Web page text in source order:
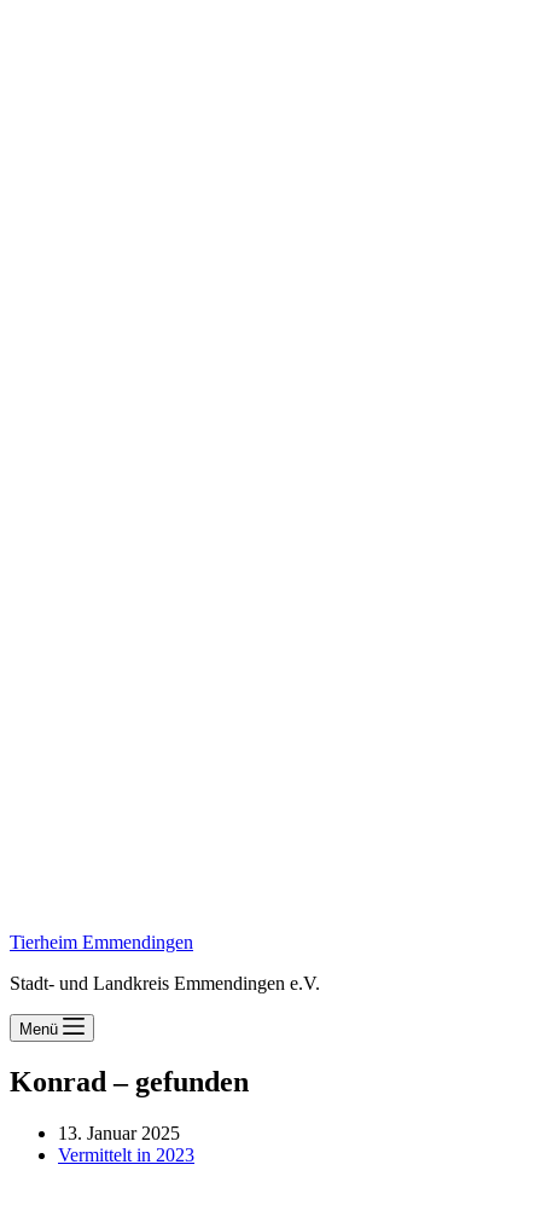
Tierheim Emmendingen
Stadt- und Landkreis Emmendingen e.V.
Menü
Konrad – gefunden
13. Januar 2025
Vermittelt in 2023